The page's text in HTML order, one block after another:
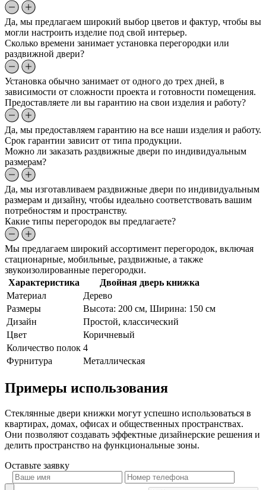
Да, мы предлагаем широкий выбор цветов и фактур, чтобы вы
могли настроить изделие под свой интерьер.
Сколько времени занимает установка перегородки или
раздвижной двери?
Установка обычно занимает от одного до трех дней, в
зависимости от сложности проекта и готовности помещения.
Предоставляете ли вы гарантию на свои изделия и работу?
Да, мы предоставляем гарантию на все наши изделия и работу.
Срок гарантии зависит от типа продукции.
Можно ли заказать раздвижные двери по индивидуальным
размерам?
Да, мы изготавливаем раздвижные двери по индивидуальным
размерам и дизайну, чтобы идеально соответствовать вашим
потребностям и пространству.
Какие типы перегородок вы предлагаете?
Мы предлагаем широкий ассортимент перегородок, включая
стационарные, мобильные, раздвижные, а также
звукоизолированные перегородки.
Характеристика
Двойная дверь книжка
Материал
Дерево
Размеры
Высота: 200 см, Ширина: 150 см
Дизайн
Простой, классический
Цвет
Коричневый
Количество полок 4
Фурнитура
Металлическая
Примеры использования
Стеклянные двери книжки могут успешно использоваться в
квартирах, домах, офисах и общественных пространствах.
Они позволяют создавать эффектные дизайнерские решения и
делить пространство на функциональные зоны.
Оставьте заявку